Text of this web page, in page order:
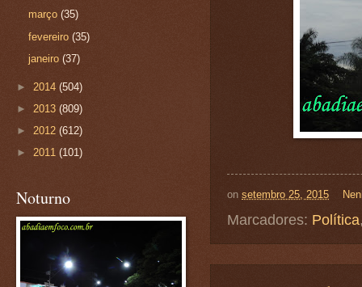
on setembro 25, 2015
Marcadores: Política
março(35)
fevereiro(35)
janeiro(37)
► 2014 (504)
► 2013 (809)
► 2012 (612)
► 2011 (101)
Noturno